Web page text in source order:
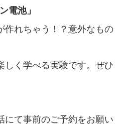
電池」
作れちゃう！？意外なもの
しく学べる実験です。ぜひ
にて事前のご予約をお願い